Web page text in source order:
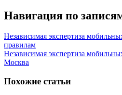
Навигация по
Независимая экспертиза
правилам
Независимая экспертиза
Москва
Похожие статьи